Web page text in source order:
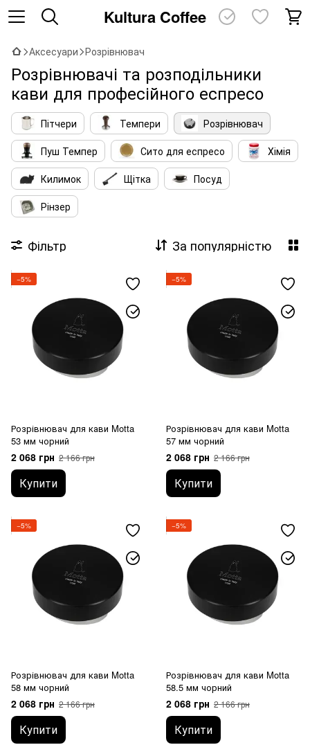
Kultura Coffee
Аксесуари Розрівнювач
Розрівнювачі та розподільники
кави для професійного еспресо
Пітчери Темпери
Розрівнювач
Пуш Темпер
Сито для еспресо
Хімія
Килимок
Щітка
Посуд
Рінзер
Фільтр За популярністю
−5%
Розрівнювач для кави Motta
53 мм чорний
2 068 грн 2 166 грн
Купити
−5%
Розрівнювач для кави Motta
57 мм чорний
2 068 грн 2 166 грн
Купити
−5%
Розрівнювач для кави Motta
58 мм чорний
2 068 грн 2 166 грн
Купити
−5%
Розрівнювач для кави Motta
58.5 мм чорний
2 068 грн 2 166 грн
Купити